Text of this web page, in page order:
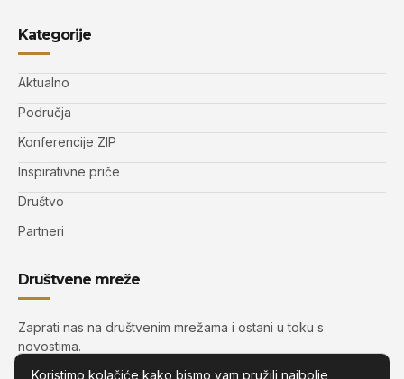
Kategorije
Aktualno
Područja
Konferencije ZIP
Inspirativne priče
Društvo
Partneri
Društvene mreže
Zaprati nas na društvenim mrežama i ostani u toku s
novostima.
Koristimo kolačiće kako bismo vam pružili najbolje